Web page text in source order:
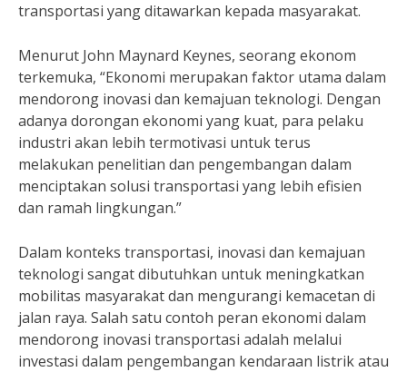
transportasi yang ditawarkan kepada masyarakat.
Menurut John Maynard Keynes, seorang ekonom
terkemuka, “Ekonomi merupakan faktor utama dalam
mendorong inovasi dan kemajuan teknologi. Dengan
adanya dorongan ekonomi yang kuat, para pelaku
industri akan lebih termotivasi untuk terus
melakukan penelitian dan pengembangan dalam
menciptakan solusi transportasi yang lebih efisien
dan ramah lingkungan.”
Dalam konteks transportasi, inovasi dan kemajuan
teknologi sangat dibutuhkan untuk meningkatkan
mobilitas masyarakat dan mengurangi kemacetan di
jalan raya. Salah satu contoh peran ekonomi dalam
mendorong inovasi transportasi adalah melalui
investasi dalam pengembangan kendaraan listrik atau